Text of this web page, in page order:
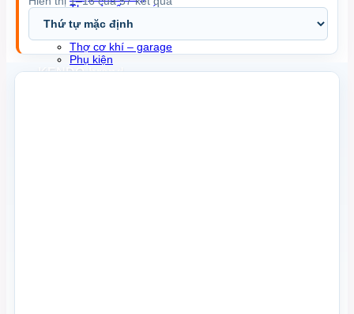
Thợ sửa ống nước
Thợ xây dựng – trang trí
Thợ làm vườn
Thợ cơ khí – garage
Phụ kiện
KENDO brand